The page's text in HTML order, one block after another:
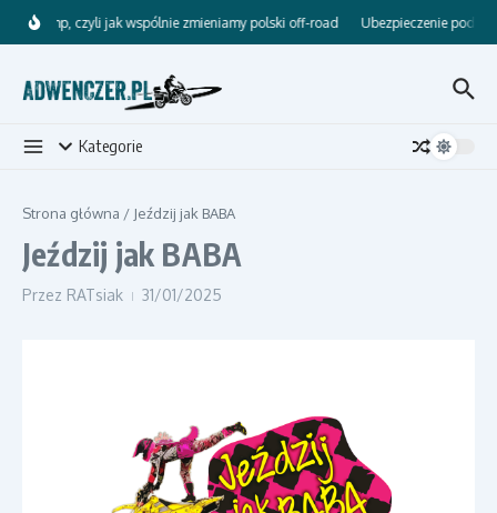
Przejdź do treści
czyli jak wspólnie zmieniamy polski off-road Ubezpieczenie
Kategorie
Strona główna / Jeździj jak BABA
Jeździj jak BABA
Przez RATsiak 31/01/2025